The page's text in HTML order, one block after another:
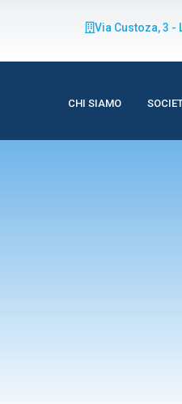
Via Custoza, 3 -
CHI SIAMO